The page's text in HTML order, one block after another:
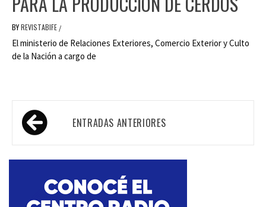
BYREVISTABIFE /
El ministerio de Relaciones Exteriores, Comercio Exterior y Culto
de la Nación a cargo de
Navegación
de
entradas
ENTRADAS ANTERIORES